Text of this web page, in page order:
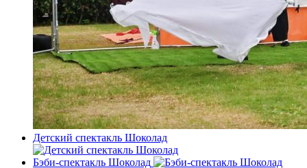
Детский спектакль Шоколад
Бэби-спектакль Шоколад